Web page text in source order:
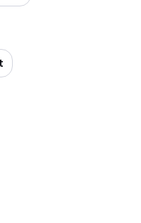
niet mogelijk)
combinatie niet mogelijk)
(Huidige combinatie niet